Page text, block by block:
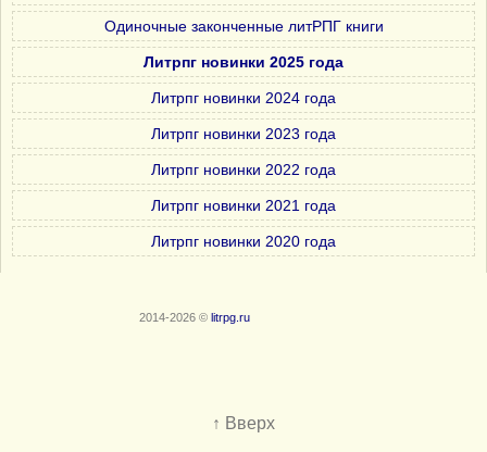
Одиночные законченные литРПГ книги
Литрпг новинки 2025 года
Литрпг новинки 2024 года
Литрпг новинки 2023 года
Литрпг новинки 2022 года
Литрпг новинки 2021 года
Литрпг новинки 2020 года
2014-2026 © litrpg.ru
↑ Вверх